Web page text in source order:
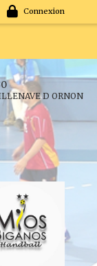
Connexion
D ORNON